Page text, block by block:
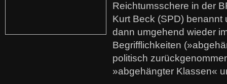
Reichtumsschere in der
Kurt Beck (SPD)
dann umgehend wieder
Begrifflichkeiten
politisch
»abgehängter Klassen«